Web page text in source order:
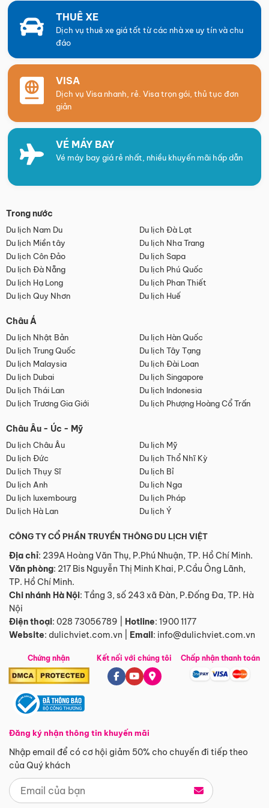
THUÊ XE
Dịch vụ thuê xe giá tốt từ các nhà xe uy tín và chu
đáo
VISA
Dịch vụ Visa nhanh, rẻ. Visa trọn gói, thủ tục đơn
giản
VÉ MÁY BAY
Vé máy bay giá rẻ nhất, nhiều khuyến mãi hấp dẫn
Trong nước
Du lịch Nam Du
Du lịch Đà Lạt
Du lịch Miền tây
Du lịch Nha Trang
Du lịch Côn Đảo
Du lịch Sapa
Du lịch Đà Nẵng
Du lịch Phú Quốc
Du lịch Hạ Long
Du lịch Phan Thiết
Du lịch Quy Nhơn
Du lịch Huế
Châu Á
Du lịch Nhật Bản
Du lịch Hàn Quốc
Du lịch Trung Quốc
Du lịch Tây Tạng
Du lịch Malaysia
Du lịch Đài Loan
Du lịch Dubai
Du lịch Singapore
Du lịch Thái Lan
Du lịch Indonesia
Du lịch Trương Gia Giới
Du lịch Phượng Hoàng Cổ Trấn
Châu Âu - Úc - Mỹ
Du lịch Châu Âu
Du lịch Mỹ
Du lịch Đức
Du lịch Thổ Nhĩ Kỳ
Du lịch Thụy Sĩ
Du lịch Bỉ
Du lịch Anh
Du lịch Nga
Du lịch luxembourg
Du lịch Pháp
Du lịch Hà Lan
Du lịch Ý
CÔNG TY CỔ PHẦN TRUYỀN THÔNG DU LỊCH VIỆT
Địa chỉ: 239A Hoàng Văn Thụ, P.Phú Nhuận, TP. Hồ Chí Minh.
Văn phòng: 217 Bis Nguyễn Thị Minh Khai, P.Cầu Ông Lãnh,
TP. Hồ Chí Minh.
Chi nhánh Hà Nội: Tầng 3, số 243 xã Đàn, P.Đống Đa, TP. Hà
Nội
Điện thoại: 028 73056789 Hotline: 1900 1177
Website: dulichviet.com.vn Email: info@dulichviet.com.vn
Chứng nhận
Đăng ký nhận thông tin khuyến mãi
Nhập email để có cơ hội giảm 50% cho chuyến đi tiếp theo
của Quý khách
Kết nối với chúng tôi Chấp nhận thanh toán